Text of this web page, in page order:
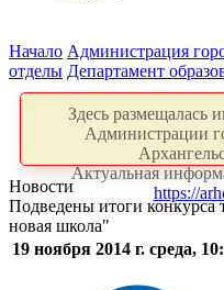
Начало Администрация
отделы Департамент
Здесь размещалась
Администрации
Актуальная
https://
Новости
Подведены итоги конкурса
новая школа"
19 ноября 2014 г. среда,